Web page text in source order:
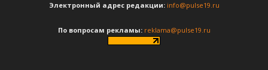
Электронный адрес редакции: info@pulse19.ru
По вопросам рекламы: reklama@pulse19.ru